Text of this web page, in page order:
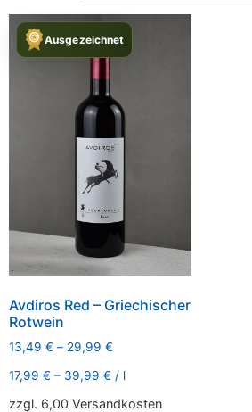
Ausgezeichnet
Avdiros Red – Griechischer
Rotwein
13,49 € – 29,99 €
17,99 € – 39,99 € / l
zzgl. 6,00 Versandkosten